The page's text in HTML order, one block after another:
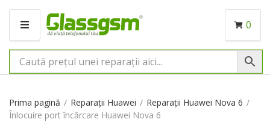
M
N
I
0
Prima pagină / Reparații Huawei / Reparații Huawei Nova 6 /
Înlocuire port încărcare Huawei Nova 6